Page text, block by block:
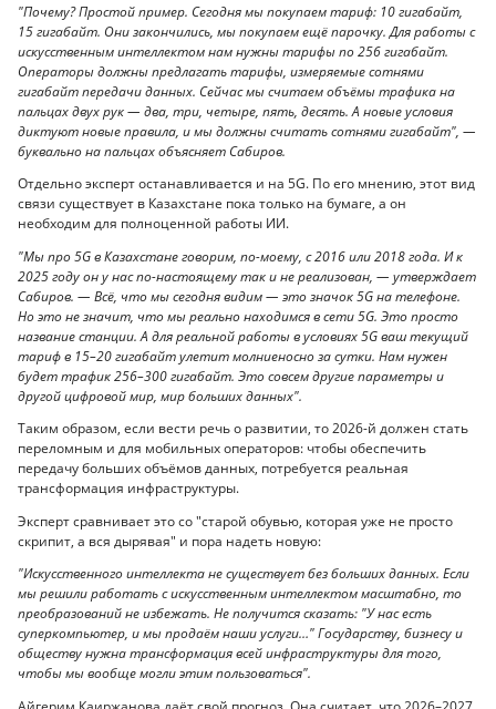
"Почему? Простой пример. Сегодня мы покупаем тариф: 10 гигабайт,
15 гигабайт. Они закончились, мы покупаем ещё парочку. Для работы с
искусственным интеллектом нам нужны тарифы по 256 гигабайт.
Операторы должны предлагать тарифы, измеряемые сотнями
гигабайт передачи данных. Сейчас мы считаем объёмы трафика на
пальцах двух рук — два, три, четыре, пять, десять. А новые условия
диктуют новые правила, и мы должны считать сотнями гигабайт", —
буквально на пальцах объясняет Сабиров.
Отдельно эксперт останавливается и на 5G. По его мнению, этот вид
связи существует в Казахстане пока только на бумаге, а он
необходим для полноценной работы ИИ.
"Мы про 5G в Казахстане говорим, по-моему, с 2016 или 2018 года. И к
2025 году он у нас по-настоящему так и не реализован, — утверждает
Сабиров. — Всё, что мы сегодня видим — это значок 5G на телефоне.
Но это не значит, что мы реально находимся в сети 5G. Это просто
название станции. А для реальной работы в условиях 5G ваш текущий
тариф в 15–20 гигабайт улетит молниеносно за сутки. Нам нужен
будет трафик 256–300 гигабайт. Это совсем другие параметры и
другой цифровой мир, мир больших данных".
Таким образом, если вести речь о развитии, то 2026-й должен стать
переломным и для мобильных операторов: чтобы обеспечить
передачу больших объёмов данных, потребуется реальная
трансформация инфраструктуры.
Эксперт сравнивает это со "старой обувью, которая уже не просто
скрипит, а вся дырявая" и пора надеть новую:
"Искусственного интеллекта не существует без больших данных. Если
мы решили работать с искусственным интеллектом масштабно, то
преобразований не избежать. Не получится сказать: "У нас есть
суперкомпьютер, и мы продаём наши услуги…" Государству, бизнесу и
обществу нужна трансформация всей инфраструктуры для того,
чтобы мы вообще могли этим пользоваться".